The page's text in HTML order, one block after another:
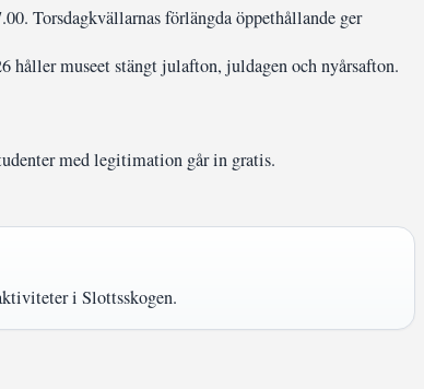
Torsdagkvällarnas förlängda öppethållande ger
håller museet stängt julafton, juldagen och nyårsafton.
med legitimation går in gratis.
i Slottsskogen.